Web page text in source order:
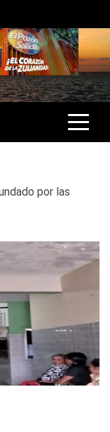
Y
por las